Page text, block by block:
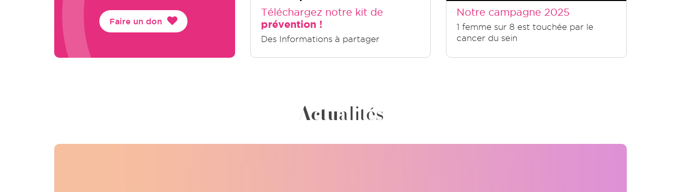
Faire un don
Téléchargez notre kit de
prévention !
Des Informations à partager
Notre campagne 2025
1 femme sur 8 est touchée par le
cancer du sein
Actualités